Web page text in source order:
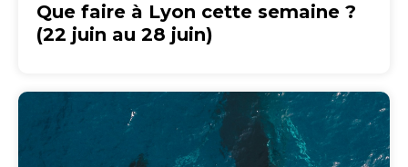
Que faire à Lyon cette semaine ?
(22 juin au 28 juin)